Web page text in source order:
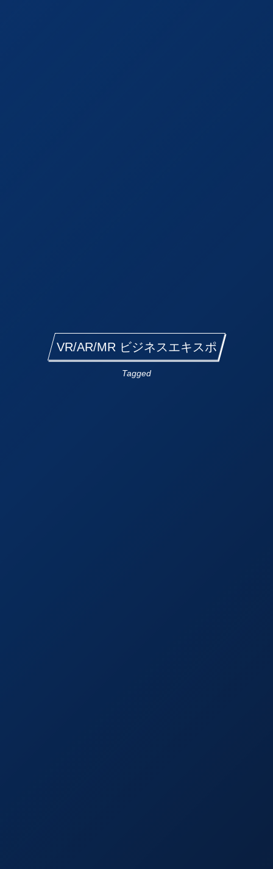
VR/AR/MR ビジネスエキスポ
Tagged